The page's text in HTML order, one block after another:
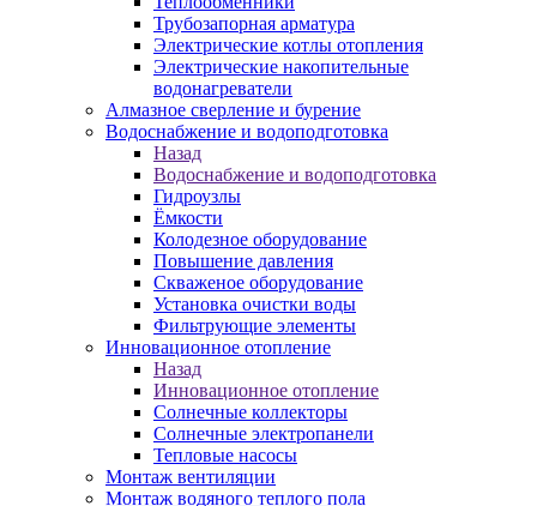
Трубозапорная арматура
Электрические котлы отопления
Электрические накопительные
водонагреватели
Алмазное сверление и бурение
Водоснабжение и водоподготовка
Назад
Водоснабжение и водоподготовка
Гидроузлы
Ёмкости
Колодезное оборудование
Повышение давления
Скваженое оборудование
Установка очистки воды
Фильтрующие элементы
Инновационное отопление
Назад
Инновационное отопление
Солнечные коллекторы
Солнечные электропанели
Тепловые насосы
Монтаж вентиляции
Монтаж водяного теплого пола